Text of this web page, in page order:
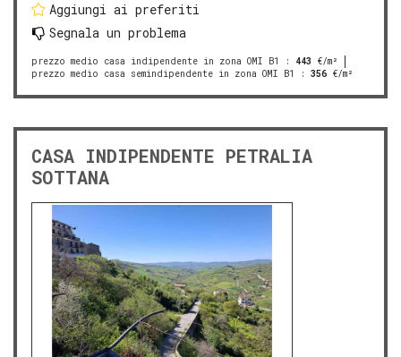
Aggiungi ai preferiti
Segnala un problema
prezzo medio casa indipendente in zona OMI B1 : 443 €/m²
prezzo medio casa semindipendente in zona OMI B1
: 356 €/m²
CASA INDIPENDENTE PETRALIA
SOTTANA